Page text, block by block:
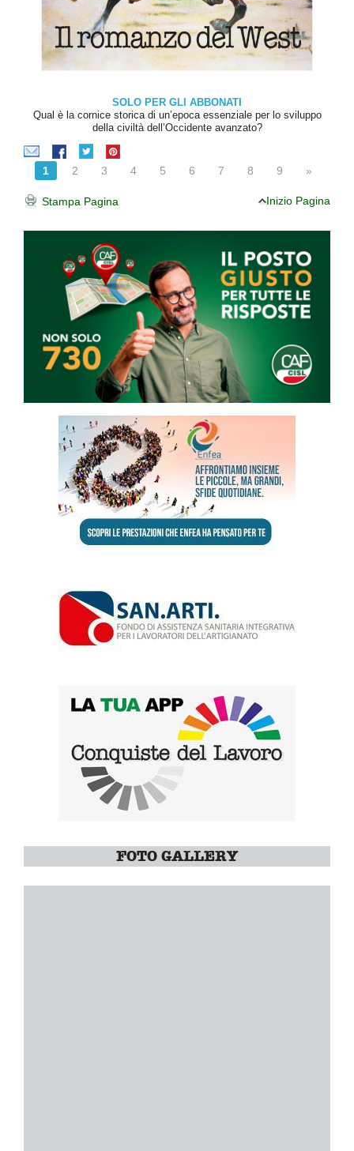
SOLO PER GLI ABBONATI
Qual è la cornice storica di un’epoca essenziale per lo sviluppo
della civiltà dell’Occidente avanzato?
1 2 3 4 5 6 7 8 9 »
Stampa Pagina Inizio Pagina
FOTO GALLERY